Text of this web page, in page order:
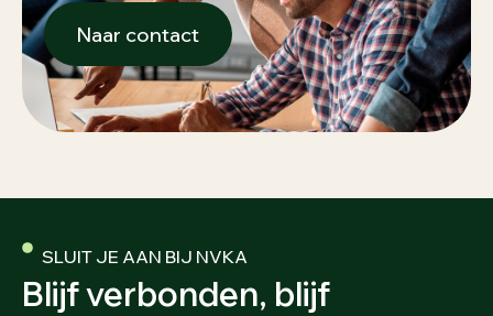
Naar contact
SLUIT JE AAN BIJ NVKA
Blijf verbonden, blijf